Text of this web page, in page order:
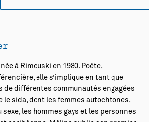
à Rimouski en 1980. Poète,
elle s’implique en tant que
de différentes communautés engagées
le sida, dont les femmes autochtones,
sexe, les hommes gays et les personnes